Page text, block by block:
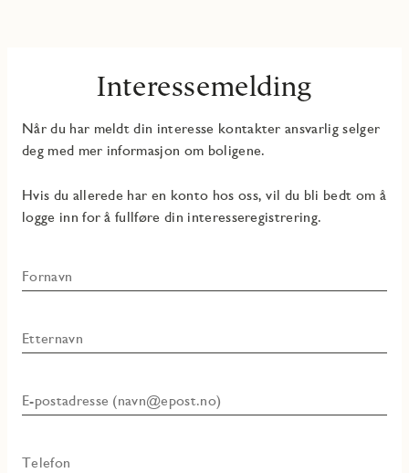
Interessemelding
Når du har meldt din interesse kontakter ansvarlig selger
deg med mer informasjon om boligene.
Hvis du allerede har en konto hos oss, vil du bli bedt om å
logge inn for å fullføre din interesseregistrering.
Fornavn
Etternavn
E-postadresse (navn@epost.no)
Telefon